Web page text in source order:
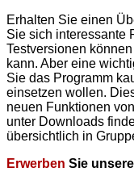
Erhalten Sie einen
Sie sich interessante
Testversionen
kann. Aber eine
Sie das Programm
einsetzen wollen.
neuen Funktionen
unter Downloads
übersichtlich in
Erwerben Sie